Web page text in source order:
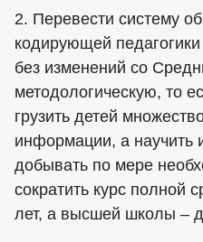
2. Перевести систему
кодирующей педагогики
без изменений со
методологическую, то
грузить детей
информации, а научить
добывать по мере
сократить курс полной
лет, а высшей школы –